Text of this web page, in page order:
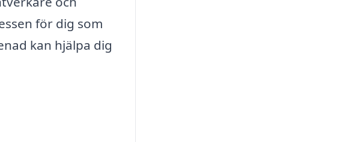
för dig som
kan hjälpa dig